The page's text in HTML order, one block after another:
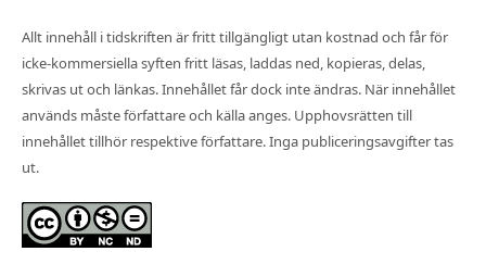
Allt innehåll i tidskriften är fritt tillgängligt utan kostnad och får för
icke-kommersiella syften fritt läsas, laddas ned, kopieras, delas,
skrivas ut och länkas. Innehållet får dock inte ändras. När innehållet
används måste författare och källa anges. Upphovsrätten till
innehållet tillhör respektive författare. Inga publiceringsavgifter tas
ut.